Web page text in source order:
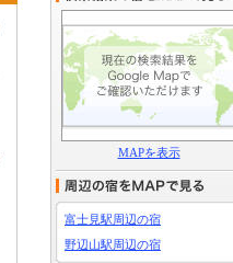
MAPを表示
富士見駅周辺の宿
野辺山駅周辺の宿